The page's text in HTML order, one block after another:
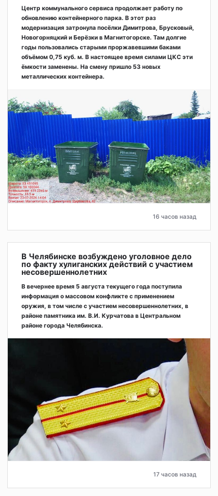
Центр коммунального сервиса продолжает работу по
обновлению контейнерного парка. В этот раз
модернизация затронула посёлки Димитрова, Брусковый,
Новогорняцкий и Берёзки в Магнитогорске. Там долгие
годы пользовались старыми проржавевшими баками
объёмом 0,75 куб. м. В настоящее время силами ЦКС эти
ёмкости заменены. На смену пришло 53 новых
металлических контейнера.
16 часов назад
В Челябинске возбуждено уголовное дело
по факту хулиганских действий с участием
несовершеннолетних
В вечернее время 5 августа текущего года поступила
информация о массовом конфликте с применением
оружия, в том числе с участием несовершеннолетних, в
районе памятника им. В.И. Курчатова в Центральном
районе города Челябинска.
17 часов назад